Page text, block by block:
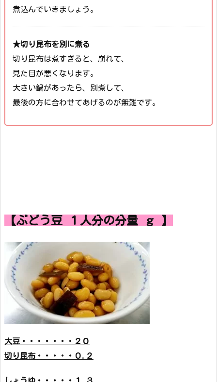
煮込んでいきましょう。
★切り昆布を別に煮る
切り昆布は煮すぎると、崩れて、
見た目が悪くなります。
大きい鍋があったら、別煮して、
最後の方に合わせてあげるのが無難です。
【ぶどう豆 １人分の分量 ｇ 】
大豆・・・・・・・２０
切り昆布・・・・・０.２
しょうゆ・・・・・１.３